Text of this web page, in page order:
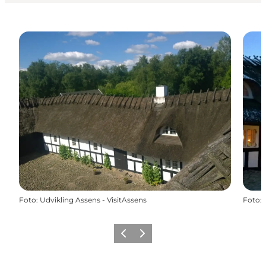
Foto: Udvikling Assens - VisitAssens Foto:
ForrigeNæste